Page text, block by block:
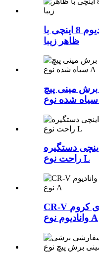
برش مینی پیچ کروم وانادیوم 8 اینچی با
ظاهر زیبا
برش مینی پیچ CR-V کروم وانادیوم
مینی بولت کاتر صنعتی 8 اینچی دستگیره
راحت نوع L
CR-V مینی پیچ و مهره فولادی کروم
وانادیوم نوع A